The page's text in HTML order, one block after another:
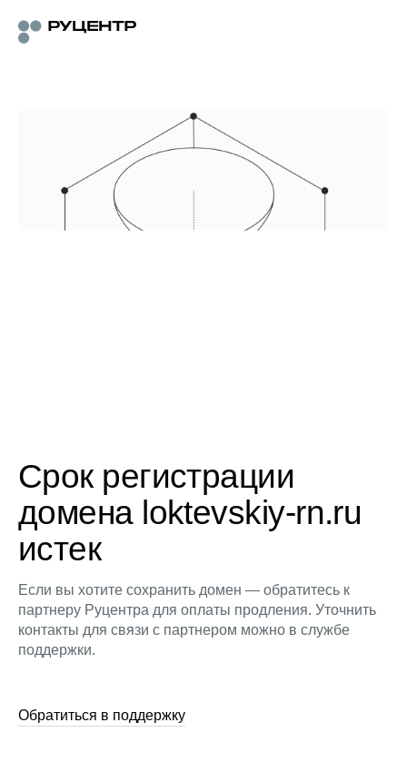
Срок регистрации
домена loktevskiy-rn.ru
истек
Если вы хотите сохранить домен — обратитесь к
партнеру Руцентра для оплаты продления. Уточнить
контакты для связи с партнером можно в службе
поддержки.
Обратиться в поддержку